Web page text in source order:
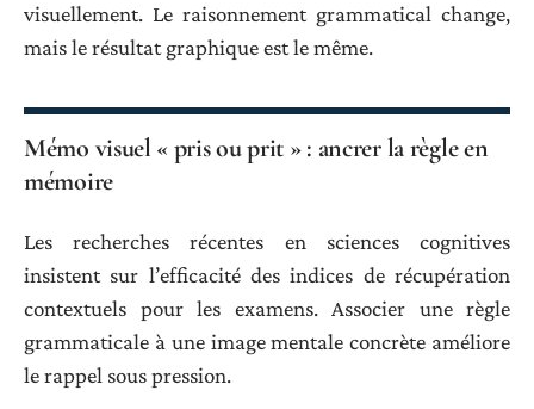
visuellement. Le raisonnement grammatical change,
mais le résultat graphique est le même.
Mémo visuel « pris ou prit » : ancrer la règle en
mémoire
Les recherches récentes en sciences cognitives
insistent sur l’efficacité des indices de récupération
contextuels pour les examens. Associer une règle
grammaticale à une image mentale concrète améliore
le rappel sous pression.